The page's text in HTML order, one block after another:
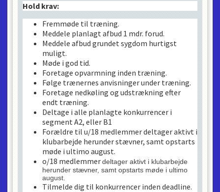
Hold krav:
Fremmøde til træning.
Meddele planlagt afbud 1 mdr. forud.
Meddele afbud grundet sygdom hurtigst
muligt.
Møde i god tid.
Foretage opvarmning inden træning.
Følge trænernes anvisninger under træning.
Foretage nedkøling og udstrækning efter
endt træning.
Deltage i alle planlagte konkurrencer i
segment A2, eller B1
Forældre til u/18 medlemmer deltager aktivt i
klubarbejde herunder stævner, samt opstarts
møde i ultimo august.
o/18 medlemmerdeltager aktivt i klubarbejde
herunder stævner, samt opstarts møde i ultimo
august
Tilmelde dig til konkurrencer inden deadline.